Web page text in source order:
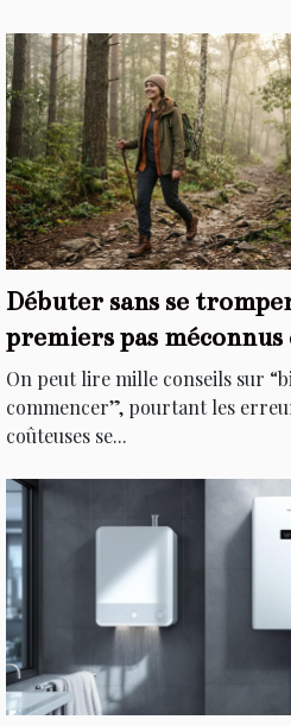
Débuter sans se
premiers pas
différence
On peut lire mille conseils sur
commencer”, pourtant les
coûteuses se...